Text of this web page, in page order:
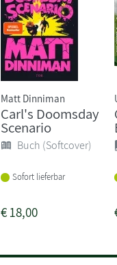
Matt Dinniman
Carl's Doomsday
Scenario
Buch (Softcover)
Sofort lieferbar
€18,00